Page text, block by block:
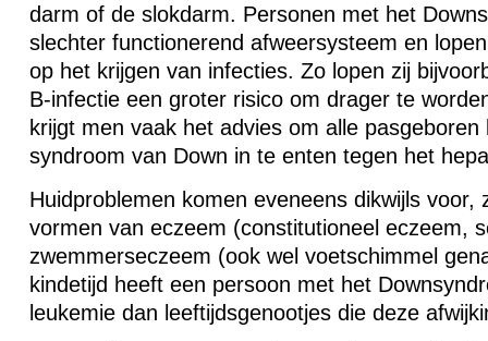
darm of de slokdarm. Personen met het
slechter functionerend afweersysteem en
op het krijgen van infecties. Zo lopen zij
B-infectie een groter risico om drager te
krijgt men vaak het advies om alle
syndroom van Down in te enten tegen het
Huidproblemen komen eveneens dikwijls voor,
vormen van eczeem (constitutioneel eczeem,
zwemmerseczeem (ook wel voetschimmel
kindetijd heeft een persoon met het
leukemie dan leeftijdsgenootjes die deze